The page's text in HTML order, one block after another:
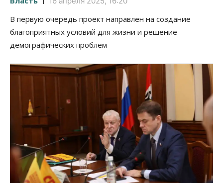
В первую очередь проект направлен на создание
благоприятных условий для жизни и решение
демографических проблем